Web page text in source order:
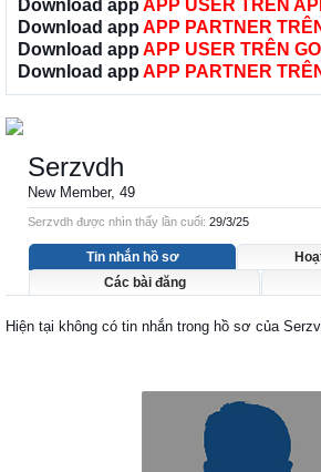
Download app APP USER TRÊN
Download app APP PARTNER
Download app APP USER TRÊN
Download app APP PARTNER
Serzvdh
New Member, 49
Serzvdh được nhìn thấy lần cuối: 29/3/25
Tin nhắn hồ sơ
Các bài đăng
Hiện tại không có tin nhắn trong hồ sơ của